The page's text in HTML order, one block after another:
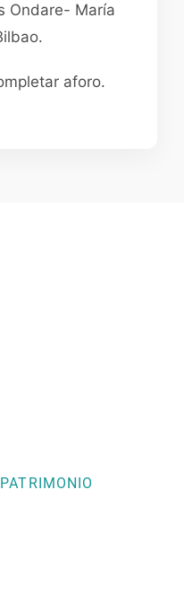
Ondare- María
aforo.